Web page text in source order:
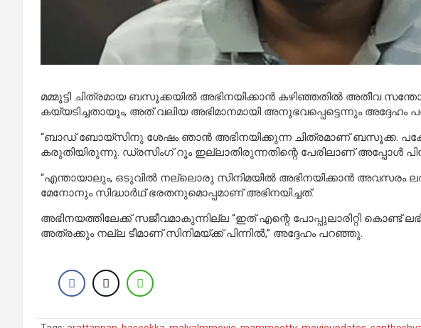
മമ്മൂട്ടി ചിത്രമായ ബസൂക്കയിൽ അഭിനയിക്കാൻ കഴിഞ്ഞതിൽ അതീവ
കയ്യടിച്ചതായും, അത് വലിയ അഭിമാനമായി അനുഭവപ്പെട്ടെന്നും അദ്ദേഹം
“ബാഡ് ബോയ്‌സിനു ശേഷം ഞാൻ അഭിനയിക്കുന്ന ചിത്രമാണ് ബസൂക്ക. പക്ഷേ,
കരുതിയിരുന്നു. ഡ്രസിംഗ് റൂം ഇല്ലാതിരുന്നതിന്റെ പേരിലാണ് അപ്പോൾ
“എന്തായാലും, ഒടുവിൽ നല്ലൊരു സിനിമയിൽ അഭിനയിക്കാൻ അവസരം
മേനോനും സിദ്ധാർഥ് ഭരതനുമൊപ്പമാണ് അഭിനയിച്ചത്.
അഭിനയത്തിലേക്ക് സജീവമാകുന്നില്ല “ഇത് എന്റെ പോപ്പുലാരിറ്റി
അത്രക്കും നല്ല ടീമാണ് സിനിമയ്ക്ക് പിന്നിൽ,” അദ്ദേഹം പറഞ്ഞു.